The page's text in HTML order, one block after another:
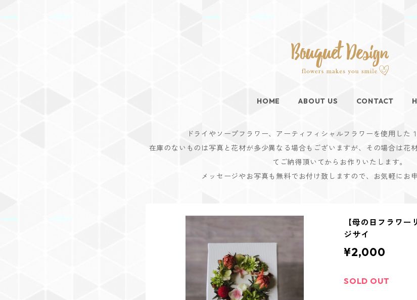
HOME ABOUT US CONTACT
ドライやソープフラワー、アーティフィシャルフラワーを使用した
在庫のないものは写真と花材が多少異なる場合もございますが、その場合は花
てご納得頂いてからお作りいたします。
メッセージやお写真も無料でお付け致しますので、お気軽にお
【母の日フラワ
ジサイ
¥2,000
SOLD OUT